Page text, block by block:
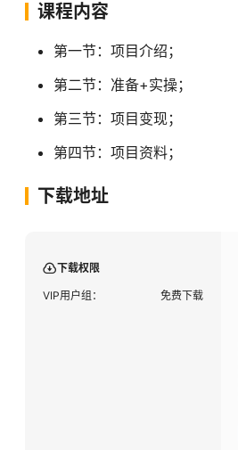
课程内容
第一节：项目介绍；
第二节：准备+实操；
第三节：项目变现；
第四节：项目资料；
下载地址
下载权限
VIP用户组： 免费下载